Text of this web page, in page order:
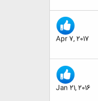
Apr 7, 2017
Jan 21, 2016